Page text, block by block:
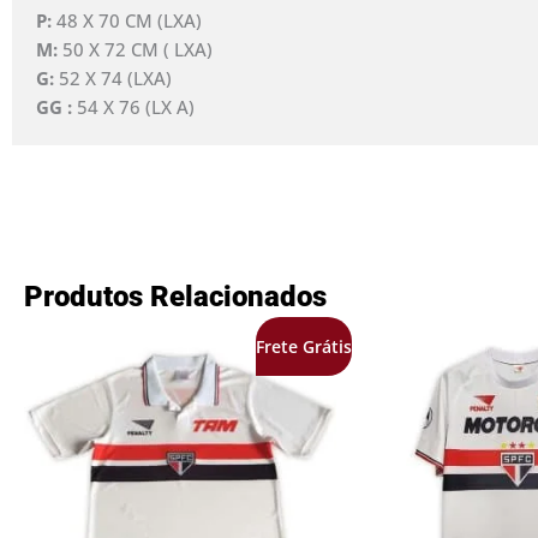
P: 48 X 70 CM (LXA)
M: 50 X 72 CM ( LXA)
G: 52 X 74 (LXA)
GG : 54 X 76 (LX A)
Produtos Relacionados
Frete Grátis
preço
original
era:
R$349,99.
preço
atual
é:
R$169,99.
O
preço
era: